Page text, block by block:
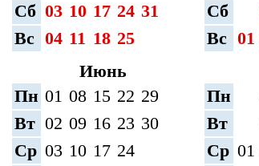
Сб 03 10 17 24 31
Вс 04 11 18 25
Сб
Вс 01
Июнь
Пн 01 08 15 22 29
Вт 02 09 16 23 30
Ср 03 10 17 24
Пн
Вт
Ср 01